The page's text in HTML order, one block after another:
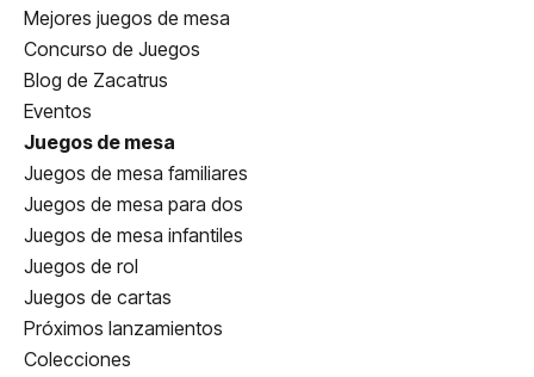
Mejores juegos de mesa
Concurso de Juegos
Blog de Zacatrus
Eventos
Juegos de mesa
Juegos de mesa familiares
Juegos de mesa para dos
Juegos de mesa infantiles
Juegos de rol
Juegos de cartas
Próximos lanzamientos
Colecciones